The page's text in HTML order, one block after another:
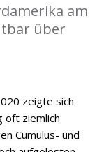
am
über
zeigte sich
oft ziemlich
Cumulus- und